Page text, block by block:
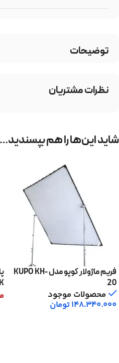
توضیحات
نظرات مشتریان
شاید این‌ها را هم بپسندید…
فریم ماژولار کوپو مدل KUPO KH-
20
محصولات موجود
148.340.000تومان